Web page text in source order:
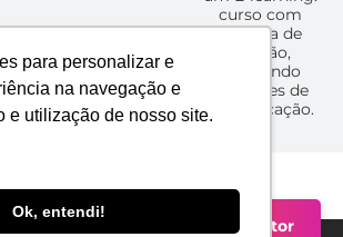
para personalizar e
na navegação e
e utilização de nosso site.
Ok, entendi!
curso com
tomada de
decisão,
simulando
situações de
comunicação.
Falar com um Consultor